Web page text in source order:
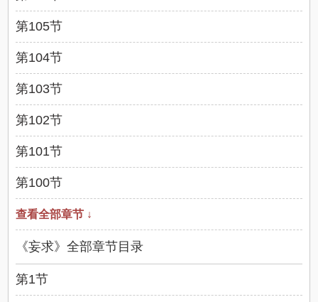
第105节
第104节
第103节
第102节
第101节
第100节
查看全部章节 ↓
《妄求》全部章节目录
第1节